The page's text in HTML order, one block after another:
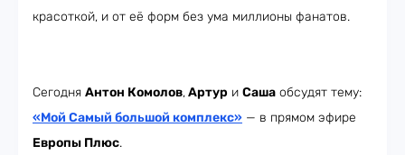
красоткой, и от её форм без ума миллионы фанатов.
Сегодня Антон Комолов,Артур и Саша обсудят тему:
«Мой Самый большой комплекс» — в прямом эфире
Европы Плюс.